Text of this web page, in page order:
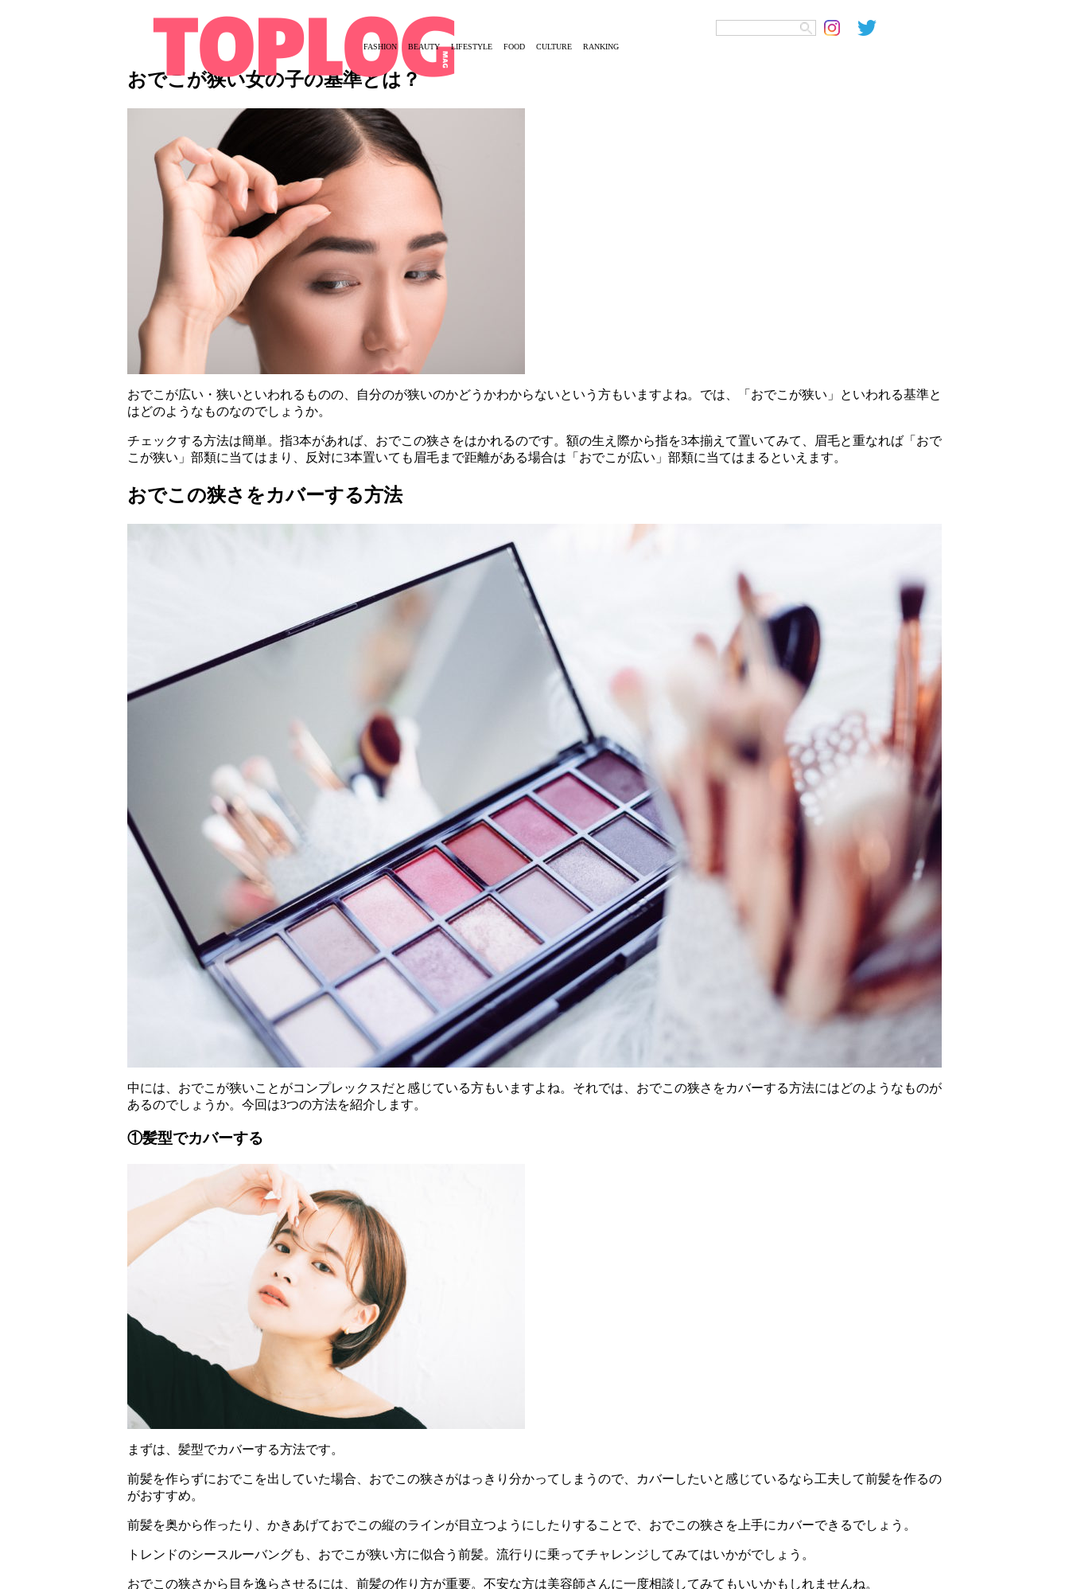
FASHION BEAUTY LIFESTYLE FOOD CULTURE RANKING
おでこが狭い女の子の基準とは？
おでこが広い・狭いといわれるものの、自分のが狭いのかどうかわからないという方もいますよね。では、「おでこが狭い」といわれる基準と
はどのようなものなのでしょうか。
チェックする方法は簡単。指3本があれば、おでこの狭さをはかれるのです。額の生え際から指を3本揃えて置いてみて、眉毛と重なれば「おで
こが狭い」部類に当てはまり、反対に3本置いても眉毛まで距離がある場合は「おでこが広い」部類に当てはまるといえます。
おでこの狭さをカバーする方法
中には、おでこが狭いことがコンプレックスだと感じている方もいますよね。それでは、おでこの狭さをカバーする方法にはどのようなものが
あるのでしょうか。今回は3つの方法を紹介します。
①髪型でカバーする
まずは、髪型でカバーする方法です。
前髪を作らずにおでこを出していた場合、おでこの狭さがはっきり分かってしまうので、カバーしたいと感じているなら工夫して前髪を作るの
がおすすめ。
前髪を奥から作ったり、かきあげておでこの縦のラインが目立つようにしたりすることで、おでこの狭さを上手にカバーできるでしょう。
トレンドのシースルーバングも、おでこが狭い方に似合う前髪。流行りに乗ってチャレンジしてみてはいかがでしょう。
おでこの狭さから目を逸らさせるには、前髪の作り方が重要。不安な方は美容師さんに一度相談してみてもいいかもしれませんね。